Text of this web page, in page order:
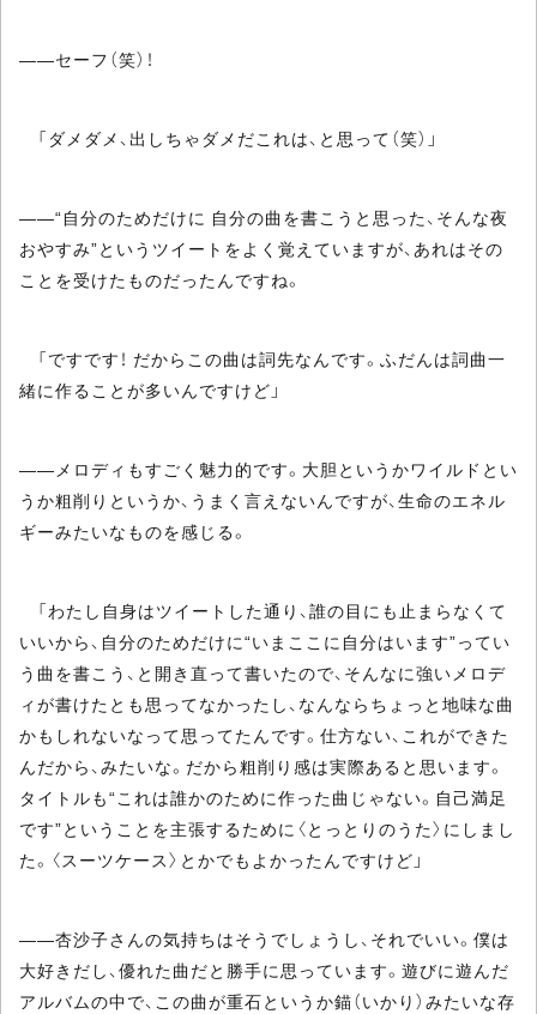
――セーフ（笑）！
「ダメダメ、出しちゃダメだこれは、と思って（笑）」
――“自分のためだけに 自分の曲を書こうと思った、そんな夜
おやすみ”というツイートをよく覚えていますが、あれはその
ことを受けたものだったんですね。
「ですです！ だからこの曲は詞先なんです。ふだんは詞曲一
緒に作ることが多いんですけど」
――メロディもすごく魅力的です。大胆というかワイルドとい
うか粗削りというか、うまく言えないんですが、生命のエネル
ギーみたいなものを感じる。
「わたし自身はツイートした通り、誰の目にも止まらなくて
いいから、自分のためだけに“いまここに自分はいます”ってい
う曲を書こう、と開き直って書いたので、そんなに強いメロデ
ィが書けたとも思ってなかったし、なんならちょっと地味な曲
かもしれないなって思ってたんです。仕方ない、これができた
んだから、みたいな。だから粗削り感は実際あると思います。
タイトルも“これは誰かのために作った曲じゃない。自己満足
です”ということを主張するために〈とっとりのうた〉にしまし
た。〈スーツケース〉とかでもよかったんですけど」
――杏沙子さんの気持ちはそうでしょうし、それでいい。僕は
大好きだし、優れた曲だと勝手に思っています。遊びに遊んだ
アルバムの中で、この曲が重石というか錨（いかり）みたいな存